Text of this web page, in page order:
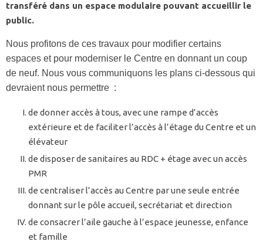
transféré dans un espace modulaire pouvant accueillir le
public.
Nous profitons de ces travaux pour modifier certains
espaces et pour moderniser le Centre en donnant un coup
de neuf. Nous vous communiquons les plans ci-dessous qui
devraient nous permettre :
de donner accès à tous, avec une rampe d’accès
extérieure et de faciliter l’accès à l’étage du Centre et un
élévateur
de disposer de sanitaires au RDC + étage avec un accès
PMR
de centraliser l’accès au Centre par une seule entrée
donnant sur le pôle accueil, secrétariat et direction
de consacrer l’aile gauche à l’espace jeunesse, enfance
et famille